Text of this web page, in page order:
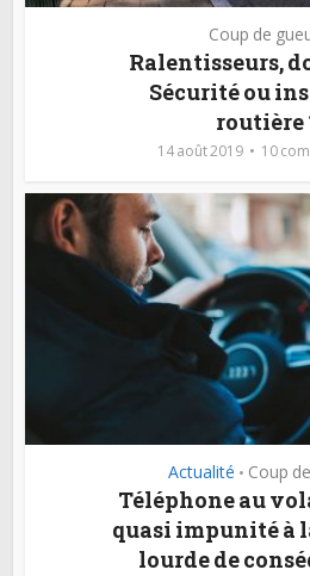
Coup de
Ralentisseurs,
Sécurité ou
routière
14 août 2019 10
Actualité • Coup
Téléphone au
quasi impunité à
lourde de